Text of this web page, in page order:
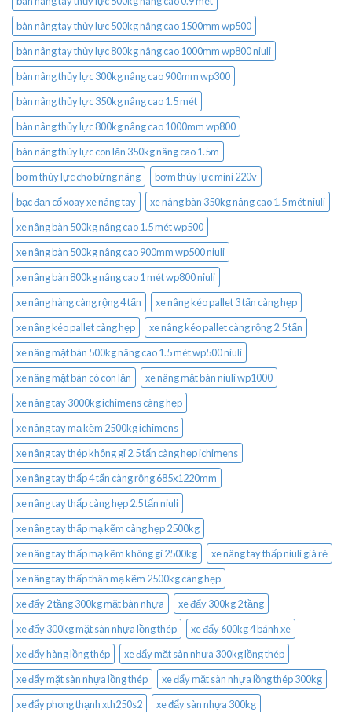
bàn nâng tay thủy lực 500kg nâng cao 1500mm wp500
bàn nâng tay thủy lực 800kg nâng cao 1000mm wp800 niuli
bàn nâng thủy lực 300kg nâng cao 900mm wp300
bàn nâng thủy lực 350kg nâng cao 1.5 mét
bàn nâng thủy lực 800kg nâng cao 1000mm wp800
bàn nâng thủy lực con lăn 350kg nâng cao 1.5m
bơm thủy lực cho bửng nâng
bơm thủy lực mini 220v
bạc đạn cổ xoay xe nâng tay
xe nâng bàn 350kg nâng cao 1.5 mét niuli
xe nâng bàn 500kg nâng cao 1.5 mét wp500
xe nâng bàn 500kg nâng cao 900mm wp500 niuli
xe nâng bàn 800kg nâng cao 1 mét wp800 niuli
xe nâng hàng càng rộng 4 tấn
xe nâng kéo pallet 3 tấn càng hẹp
xe nâng kéo pallet càng hẹp
xe nâng kéo pallet càng rộng 2.5 tấn
xe nâng mặt bàn 500kg nâng cao 1.5 mét wp500 niuli
xe nâng mặt bàn có con lăn
xe nâng mặt bàn niuli wp1000
xe nâng tay 3000kg ichimens càng hẹp
xe nâng tay mạ kẽm 2500kg ichimens
xe nâng tay thép không gỉ 2.5 tấn càng hẹp ichimens
xe nâng tay thấp 4 tấn càng rộng 685x1220mm
xe nâng tay thấp càng hẹp 2.5 tấn niuli
xe nâng tay thấp mạ kẽm càng hẹp 2500kg
xe nâng tay thấp mạ kẽm không gỉ 2500kg
xe nâng tay thấp niuli giá rẻ
xe nâng tay thấp thân mạ kẽm 2500kg càng hẹp
xe đẩy 2 tầng 300kg mặt bàn nhựa
xe đẩy 300kg 2 tầng
xe đẩy 300kg mặt sàn nhựa lồng thép
xe đẩy 600kg 4 bánh xe
xe đẩy hàng lồng thép
xe đẩy mặt sàn nhựa 300kg lồng thép
xe đẩy mặt sàn nhựa lồng thép
xe đẩy mặt sàn nhựa lồng thép 300kg
xe đẩy phong thạnh xth250s2
xe đẩy sàn nhựa 300kg